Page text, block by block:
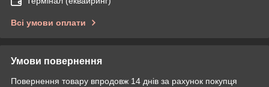
Всі умови оплати
Умови повернення
Повернення товару впродовж 14 днів за рахунок покупця